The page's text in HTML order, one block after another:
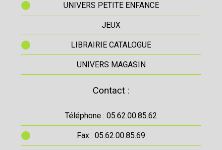
UNIVERS PETITE ENFANCE
JEUX
LIBRAIRIE CATALOGUE
UNIVERS MAGASIN
Contact :
Téléphone : 05.62.00.85.62
Fax : 05.62.00.85.69